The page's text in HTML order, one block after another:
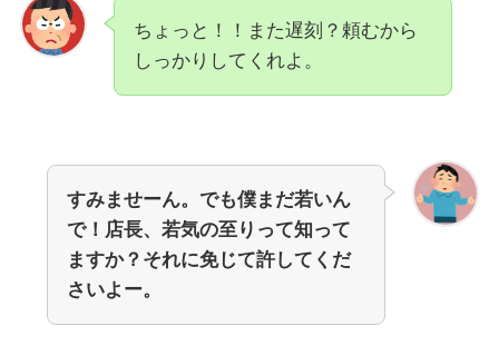
ちょっと！！また遅刻？頼むから
しっかりしてくれよ。
すみませーん。でも僕まだ若いん
で！店長、若気の至りって知って
ますか？それに免じて許してくだ
さいよー。